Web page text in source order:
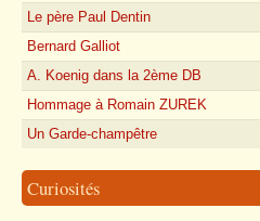
Le père Paul Dentin
Bernard Galliot
A. Koenig dans la 2ème DB
Hommage à Romain ZUREK
Un Garde-champêtre
Curiosités